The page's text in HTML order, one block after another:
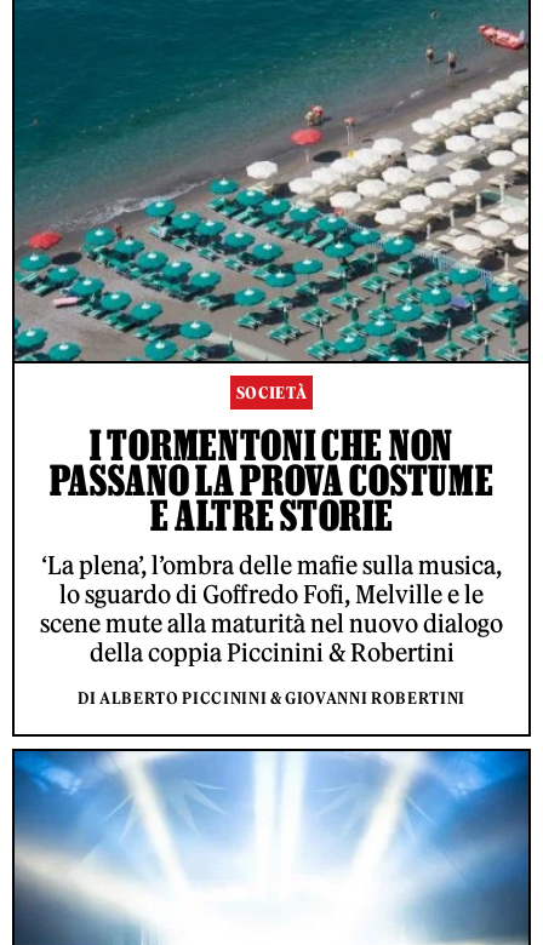
SOCIETÀ
I TORMENTONI CHE NON
PASSANO LA PROVA COSTUME
E ALTRE STORIE
‘La plena’, l’ombra delle mafie sulla musica,
lo sguardo di Goffredo Fofi, Melville e le
scene mute alla maturità nel nuovo dialogo
della coppia Piccinini & Robertini
DI ALBERTO PICCININI & GIOVANNI ROBERTINI